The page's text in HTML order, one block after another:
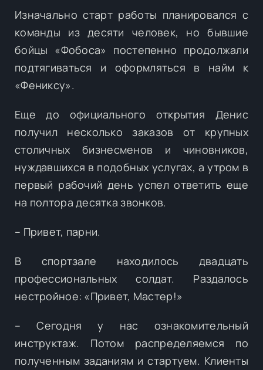
Изначально старт работы планировался с
команды из десяти человек, но бывшие
бойцы «Фобоса» постепенно продолжали
подтягиваться и оформляться в найм к
«Фениксу».
Еще до официального открытия Денис
получил несколько заказов от крупных
столичных бизнесменов и чиновников,
нуждавшихся в подобных услугах, а утром в
первый рабочий день успел ответить еще
на полтора десятка звонков.
– Привет, парни.
В спортзале находилось двадцать
профессиональных солдат. Раздалось
нестройное: «Привет, Мастер!»
– Сегодня у нас ознакомительный
инструктаж. Потом распределяемся по
полученным заданиям и стартуем. Клиенты